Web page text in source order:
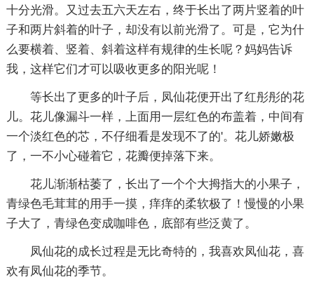
十分光滑。又过去五六天左右，终于长出了两片竖着的叶
子和两片斜着的叶子，却没有以前光滑了。可是，它为什
么要横着、竖着、斜着这样有规律的生长呢？妈妈告诉
我，这样它们才可以吸收更多的阳光呢！
等长出了更多的叶子后，凤仙花便开出了红彤彤的花
儿。花儿像漏斗一样，上面用一层红色的布盖着，中间有
一个淡红色的芯，不仔细看是发现不了的'。花儿娇嫩极
了，一不小心碰着它，花瓣便掉落下来。
花儿渐渐枯萎了，长出了一个个大拇指大的小果子，
青绿色毛茸茸的用手一摸，痒痒的柔软极了！慢慢的小果
子大了，青绿色变成咖啡色，底部有些泛黄了。
凤仙花的成长过程是无比奇特的，我喜欢凤仙花，喜
欢有凤仙花的季节。